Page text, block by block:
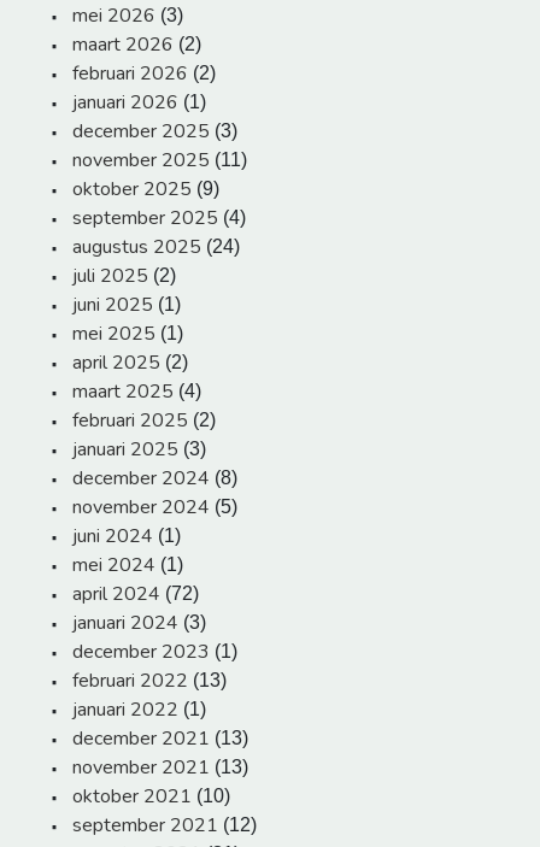
mei 2026 (3)
maart 2026 (2)
februari 2026 (2)
januari 2026 (1)
december 2025 (3)
november 2025 (11)
oktober 2025 (9)
september 2025 (4)
augustus 2025 (24)
juli 2025 (2)
juni 2025 (1)
mei 2025 (1)
april 2025 (2)
maart 2025 (4)
februari 2025 (2)
januari 2025 (3)
december 2024 (8)
november 2024 (5)
juni 2024 (1)
mei 2024 (1)
april 2024 (72)
januari 2024 (3)
december 2023 (1)
februari 2022 (13)
januari 2022 (1)
december 2021 (13)
november 2021 (13)
oktober 2021 (10)
september 2021 (12)